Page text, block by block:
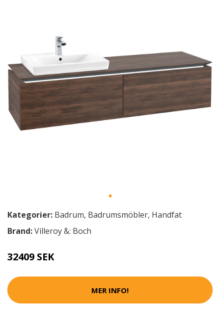
Kategorier: Badrum, Badrumsmöbler, Handfat
Brand:Villeroy &: Boch
32409 SEK
MER INFO!